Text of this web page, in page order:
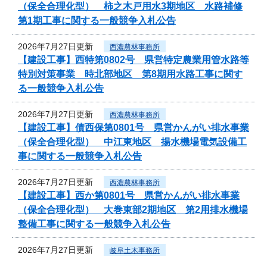
（保全合理化型） 柿之木戸用水3期地区 水路補修
第1期工事に関する一般競争入札公告
2026年7月27日更新 西濃農林事務所
【建設工事】西特第0802号 県営特定農業用管水路等
特別対策事業 時北部地区 第8期用水路工事に関す
る一般競争入札公告
2026年7月27日更新 西濃農林事務所
【建設工事】債西保第0801号 県営かんがい排水事業
（保全合理化型） 中江東地区 揚水機場電気設備工
事に関する一般競争入札公告
2026年7月27日更新 西濃農林事務所
【建設工事】西か第0801号 県営かんがい排水事業
（保全合理化型） 大巻東部2期地区 第2用排水機場
整備工事に関する一般競争入札公告
2026年7月27日更新 岐阜土木事務所